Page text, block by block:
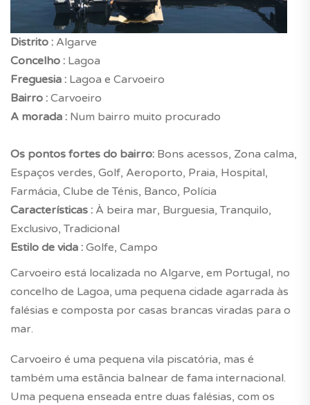
Distrito : Algarve
Concelho : Lagoa
Freguesia : Lagoa e Carvoeiro
Bairro : Carvoeiro
A morada : Num bairro muito procurado
Os pontos fortes do bairro: Bons acessos, Zona calma,
Espaços verdes, Golf, Aeroporto, Praia, Hospital,
Farmácia, Clube de Ténis, Banco, Polícia
Características : À beira mar, Burguesia, Tranquilo,
Exclusivo, Tradicional
Estilo de vida : Golfe, Campo
Carvoeiro está localizada no Algarve, em Portugal, no
concelho de Lagoa, uma pequena cidade agarrada às
falésias e composta por casas brancas viradas para o
mar.
Carvoeiro é uma pequena vila piscatória, mas é
também uma estância balnear de fama internacional.
Uma pequena enseada entre duas falésias, com os